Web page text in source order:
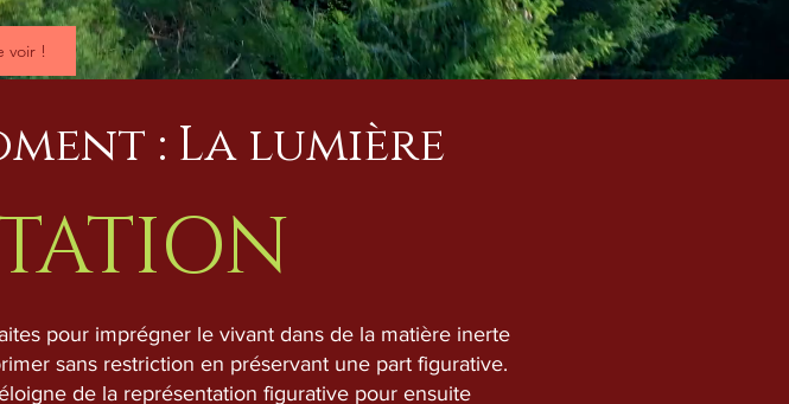
voir !
: La lumière
pour imprégner le vivant dans de la matière inerte
sans restriction en préservant une part figurative.
de la représentation figurative pour ensuite